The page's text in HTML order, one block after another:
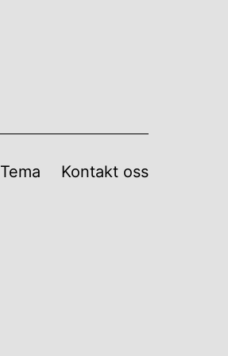
Tema Kontakt oss